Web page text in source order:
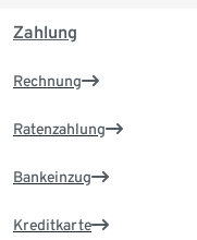
Zahlung
Rechnung
Ratenzahlung
Bankeinzug
Kreditkarte